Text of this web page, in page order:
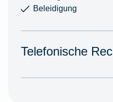
Beleidigung
Telefonische